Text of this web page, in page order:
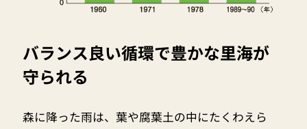
バランス良い循環で豊かな里海が
守られる
森に降った雨は、葉や腐葉土の中にたくわえら